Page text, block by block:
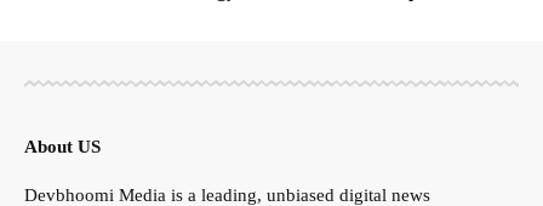
About US
Devbhoomi Media is a leading, unbiased digital news